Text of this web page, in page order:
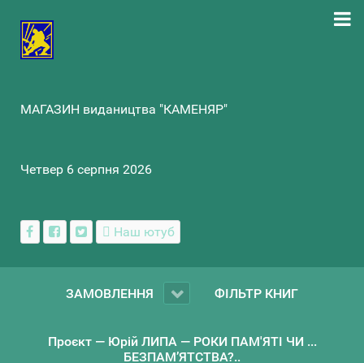
МАГАЗИН видаництва "КАМЕНЯР"
Четвер 6 серпня 2026
Наш ютуб
ЗАМОВЛЕННЯ ФІЛЬТР КНИГ
Проєкт — Юрій ЛИПА — РОКИ ПАМ'ЯТІ ЧИ ...
БЕЗПАМ’ЯТСТВА?..